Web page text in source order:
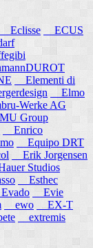
Eclisse
ECUS
Elementi di
Elmo
Werke AG
Group
Enrico
Equipo DRT
Erik Jorgensen
Studios
Esthec
Evie
ewo
EX-T
extremis